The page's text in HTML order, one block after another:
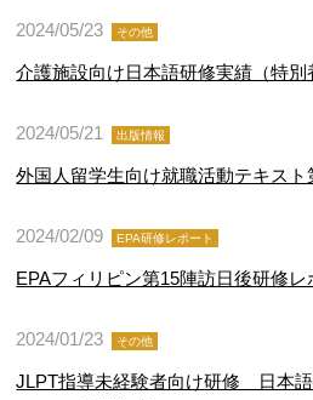
2024/05/23 その他
介護施設向け日本語研修実績（特別
2024/05/21 出版情報
外国人留学生向け就職活動テキスト
2024/02/09 EPA研修レポート
EPAフィリピン第15陣訪日後研修レ
2024/01/23 その他
JLPT指導未経験者向け研修 日本